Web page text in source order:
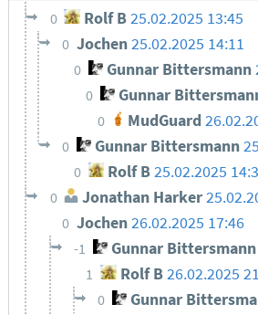
0 Rolf B25.02.2025 13:45
0 Jochen25.02.2025 14:11
0 Gunnar Bittersmann
0 Gunnar
0 MudGuard
0 Gunnar Bittersmann
0 Rolf B 25.02.2025
0 Jonathan Harker
0 Jochen26.02.2025 17:46
-1 Gunnar Bittersmann
1 Rolf B26.02.2025
0 Gunnar